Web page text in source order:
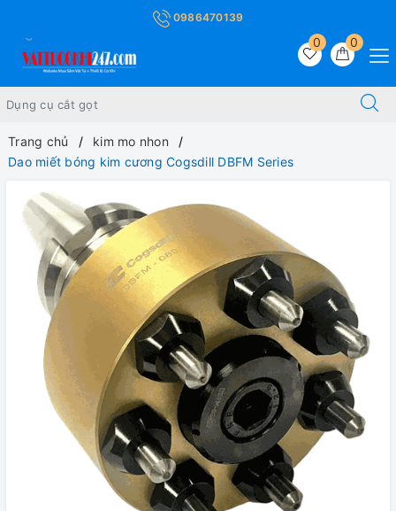
0986470139
0
0
Trang chủ
kim mo nhon
Dao miết bóng kim cương Cogsdill DBFM Series